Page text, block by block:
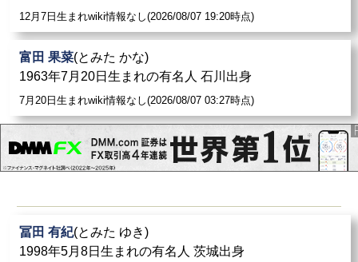
12月7日生まれwiki情報なし(2026/08/07 19:20時点)
富田 果菜(とみた かな)
1963年7月20日生まれの有名人 石川出身
7月20日生まれwiki情報なし(2026/08/07 03:27時点)
冨田 有紀(とみた ゆき)
1998年5月8日生まれの有名人 茨城出身